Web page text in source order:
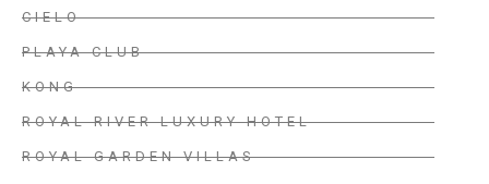
CIELO
PLAYA CLUB
KONG
ROYAL RIVER LUXURY HOTEL
ROYAL GARDEN VILLAS